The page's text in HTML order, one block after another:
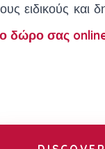
ειδικούς
δώρο σας